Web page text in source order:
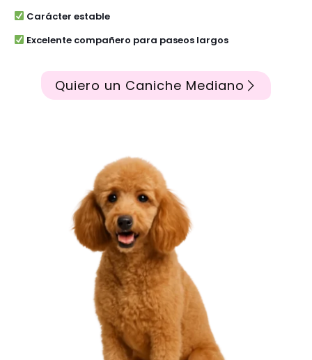
Carácter estable
Excelente compañero para paseos largos
Quiero un Caniche Mediano